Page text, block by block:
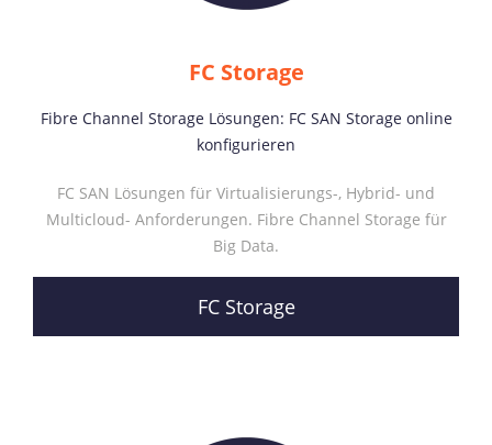
FC Storage
Fibre Channel Storage Lösungen: FC SAN Storage online
konfigurieren
FC SAN Lösungen für Virtualisierungs-, Hybrid- und
Multicloud- Anforderungen. Fibre Channel Storage für
Big Data.
FC Storage